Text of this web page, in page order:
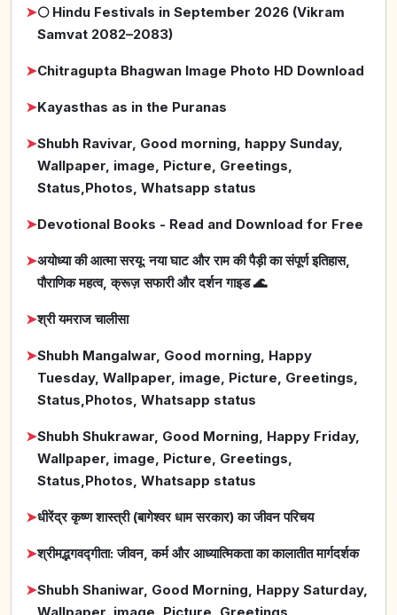
➤🌕 Hindu Festivals in September 2026 (Vikram
Samvat 2082–2083)
➤Chitragupta Bhagwan Image Photo HD Download
➤Kayasthas as in the Puranas
➤Shubh Ravivar, Good morning, happy Sunday,
Wallpaper, image, Picture, Greetings,
Status,Photos, Whatsapp status
➤Devotional Books - Read and Download for Free
➤अयोध्या की आत्मा सरयू: नया घाट और राम की पैड़ी का संपूर्ण इतिहास,
पौराणिक महत्व, क्रूज़ सफारी और दर्शन गाइड 🌊
➤श्री यमराज चालीसा
➤Shubh Mangalwar, Good morning, Happy
Tuesday, Wallpaper, image, Picture, Greetings,
Status,Photos, Whatsapp status
➤Shubh Shukrawar, Good Morning, Happy Friday,
Wallpaper, image, Picture, Greetings,
Status,Photos, Whatsapp status
➤धीरेंद्र कृष्ण शास्त्री (बागेश्वर धाम सरकार) का जीवन परिचय
➤श्रीमद्भगवद्गीता: जीवन, कर्म और आध्यात्मिकता का कालातीत मार्गदर्शक
➤Shubh Shaniwar, Good Morning, Happy Saturday,
Wallpaper, image, Picture, Greetings,